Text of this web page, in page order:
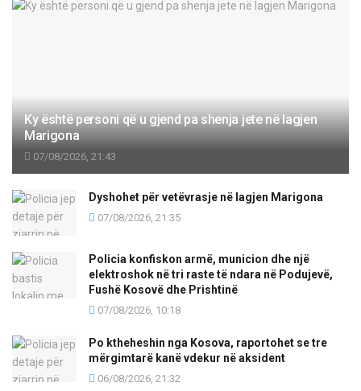
Ky është personi që u gjend pa shenja jete në lagjen
Marigona
07/08/2026, 21:43
Dyshohet për vetëvrasje në lagjen Marigona
07/08/2026, 21:35
Policia konfiskon armë, municion dhe një
elektroshok në tri raste të ndara në Podujevë,
Fushë Kosovë dhe Prishtinë
07/08/2026, 10:18
Po ktheheshin nga Kosova, raportohet se tre
mërgimtarë kanë vdekur në aksident
06/08/2026, 21:32